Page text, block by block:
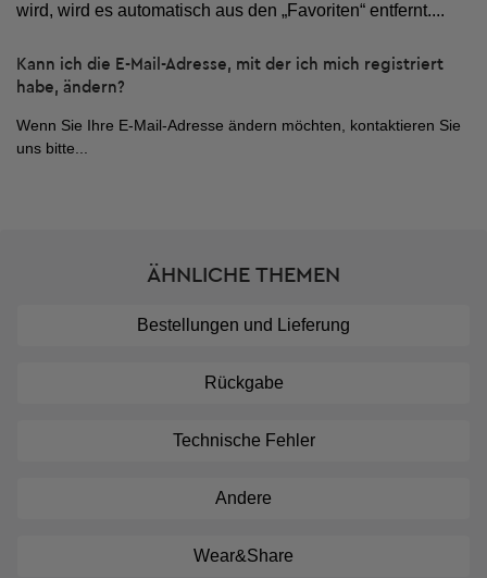
wird, wird es automatisch aus den „Favoriten“ entfernt....
Kann ich die E-Mail-Adresse, mit der ich mich registriert
habe, ändern?
Wenn Sie Ihre E-Mail-Adresse ändern möchten, kontaktieren Sie
uns bitte...
ÄHNLICHE THEMEN
Bestellungen und Lieferung
Rückgabe
Technische Fehler
Andere
Wear&Share